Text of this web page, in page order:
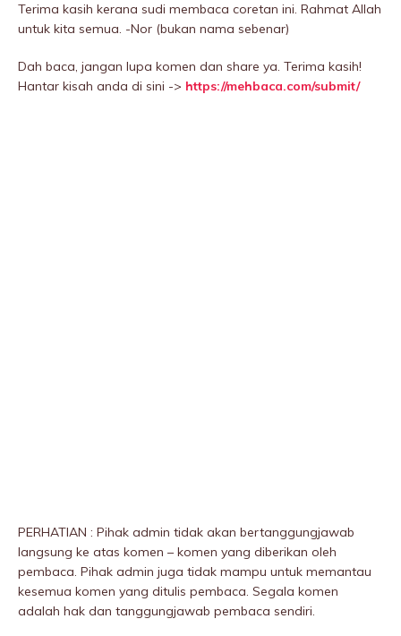
Terima kasih kerana sudi membaca coretan ini. Rahmat Allah
untuk kita semua. -Nor (bukan nama sebenar)
Dah baca, jangan lupa komen dan share ya. Terima kasih!
Hantar kisah anda di sini -> https://mehbaca.com/submit/
PERHATIAN : Pihak admin tidak akan bertanggungjawab
langsung ke atas komen – komen yang diberikan oleh
pembaca. Pihak admin juga tidak mampu untuk memantau
kesemua komen yang ditulis pembaca. Segala komen
adalah hak dan tanggungjawab pembaca sendiri.